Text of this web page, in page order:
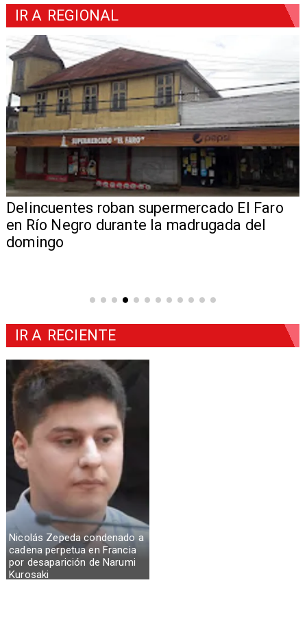
IR A REGIONAL
Delincuentes roban supermercado El Faro
en Río Negro durante la madrugada del
domingo
Nicolás Zepeda condenado a
cadena perpetua en Francia
por desaparición de Narumi
Kurosaki
IR A RECIENTE